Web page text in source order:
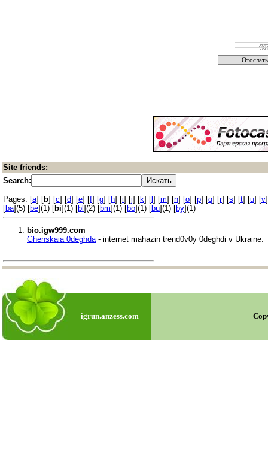
Site friends:
Search:
Pages: [a] [b] [c] [d] [e] [f] [g] [h] [i] [j] [k] [ ] [m] [n] [o] [p] [q] [r] [s] [t] [u] [v
[ba](5) [be](1) [bi](1) [bl ](2) [bm](1) [bo](1) [bu](1) [by](1)
bio.igw999.com
Ghenskaia 0deghda - internet mahazin trend0v0y 0deghdi v Ukraine.
igrun.anzess.com